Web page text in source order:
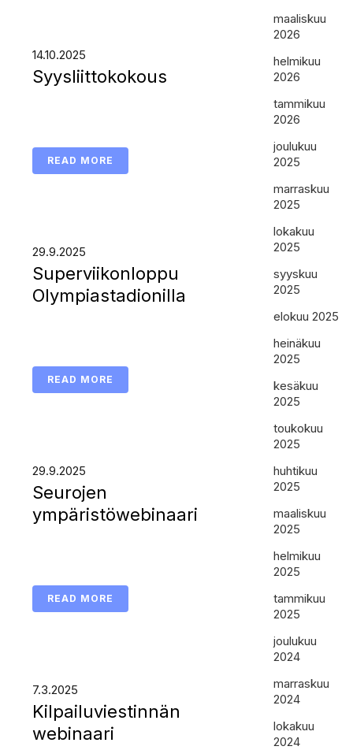
14.10.2025
Syysliittokokous
READ MORE
29.9.2025
Superviikonloppu
Olympiastadionilla
READ MORE
29.9.2025
Seurojen
ympäristöwebinaari
READ MORE
7.3.2025
Kilpailuviestinnän
webinaari
maaliskuu
2026
helmikuu
2026
tammikuu
2026
joulukuu
2025
marraskuu
2025
lokakuu
2025
syyskuu
2025
elokuu 2025
heinäkuu
2025
kesäkuu
2025
toukokuu
2025
huhtikuu
2025
maaliskuu
2025
helmikuu
2025
tammikuu
2025
joulukuu
2024
marraskuu
2024
lokakuu
2024